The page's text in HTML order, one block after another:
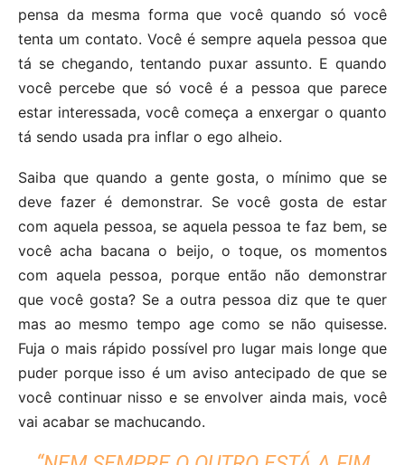
pensa da mesma forma que você quando só você
tenta um contato. Você é sempre aquela pessoa que
tá se chegando, tentando puxar assunto. E quando
você percebe que só você é a pessoa que parece
estar interessada, você começa a enxergar o quanto
tá sendo usada pra inflar o ego alheio.
Saiba que quando a gente gosta, o mínimo que se
deve fazer é demonstrar. Se você gosta de estar
com aquela pessoa, se aquela pessoa te faz bem, se
você acha bacana o beijo, o toque, os momentos
com aquela pessoa, porque então não demonstrar
que você gosta? Se a outra pessoa diz que te quer
mas ao mesmo tempo age como se não quisesse.
Fuja o mais rápido possível pro lugar mais longe que
puder porque isso é um aviso antecipado de que se
você continuar nisso e se envolver ainda mais, você
vai acabar se machucando.